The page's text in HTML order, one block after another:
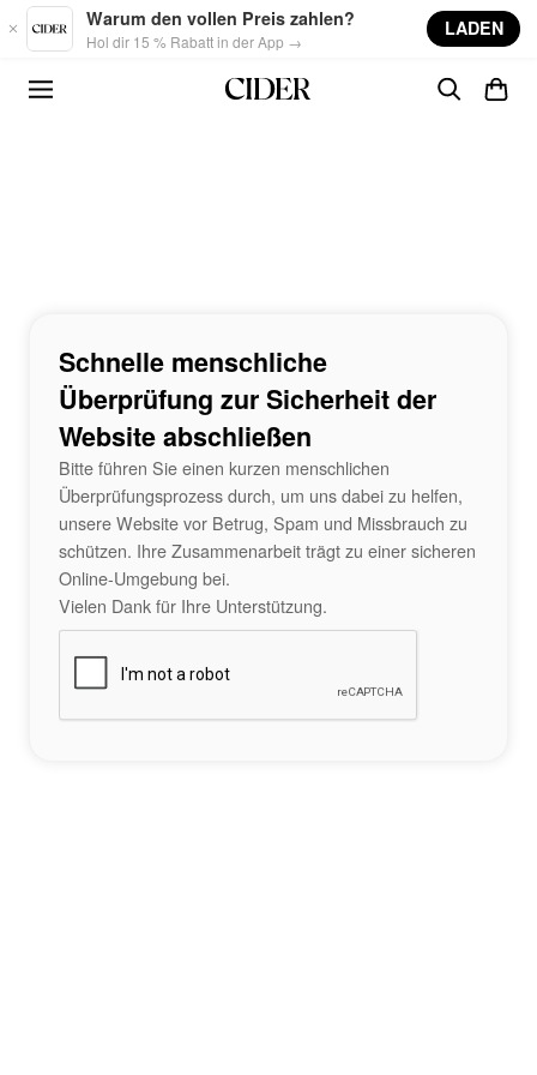
Skip to main content
Warum den vollen Preis zahlen?
Hol dir 15 % Rabatt in der App →
LADEN
Schnelle menschliche
Überprüfung zur Sicherheit der
Website abschließen
Bitte führen Sie einen kurzen menschlichen
Überprüfungsprozess durch, um uns dabei zu helfen,
unsere Website vor Betrug, Spam und Missbrauch zu
schützen. Ihre Zusammenarbeit trägt zu einer sicheren
Online-Umgebung bei.
Vielen Dank für Ihre Unterstützung.